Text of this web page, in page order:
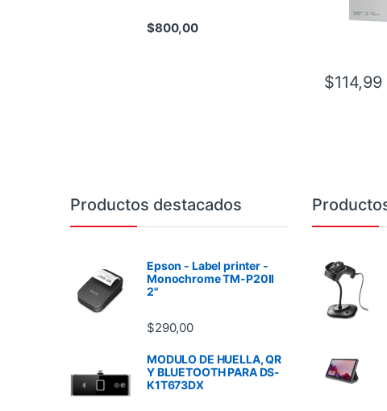
$114,99
$800,00
Brands Carousel
Productos destacados
Epson - Label printer -
Monochrome TM-P20II
2"
$290,00
MODULO DE HUELLA, QR
Y BLUETOOTH PARA DS-
K1T673DX